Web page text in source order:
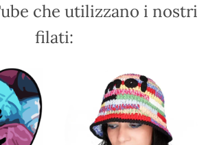
che utilizzano i nostri
filati: